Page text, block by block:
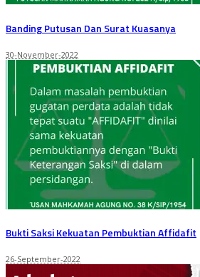
Banding Putusan Dan Surat Kuasanya
30-November-2022
Bukti Saksi Kekuatan Pembuktian Affidafit
26-September-2022